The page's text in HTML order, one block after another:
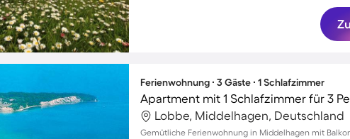
Ferienwohnung ∙ 3 Gäste ∙ 1 Schlafzimmer
Apartment mit 1 Schlafzimmer für 3
Lobbe, Middelhagen, Deutschland
Gemütliche Ferienwohnung in Middelhagen mit